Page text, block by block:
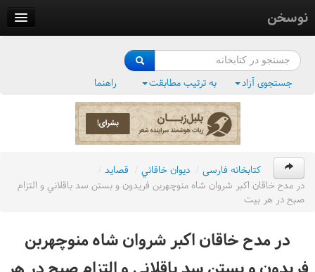
نوسخن
فرهنگ واژگان
جستجوی آزاد به ترتیب مطابقت راهنما
کتابخانه فارسی / ديوان خاقاني / قصايد /
در مدح خاقان اکبر شروان شاه منوچهربن فريدون و بستن سد باقلاني و التزام
صبح در هر بيت
در مدح خاقان اکبر شروان شاه منوچهربن